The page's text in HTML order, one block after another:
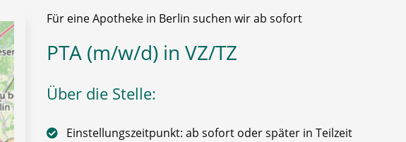
Für eine Apotheke in Berlin suchen wir ab sofort
PTA (m/w/d) in VZ/TZ
Über die Stelle:
Einstellungszeitpunkt: ab sofort oder später in Teilzeit